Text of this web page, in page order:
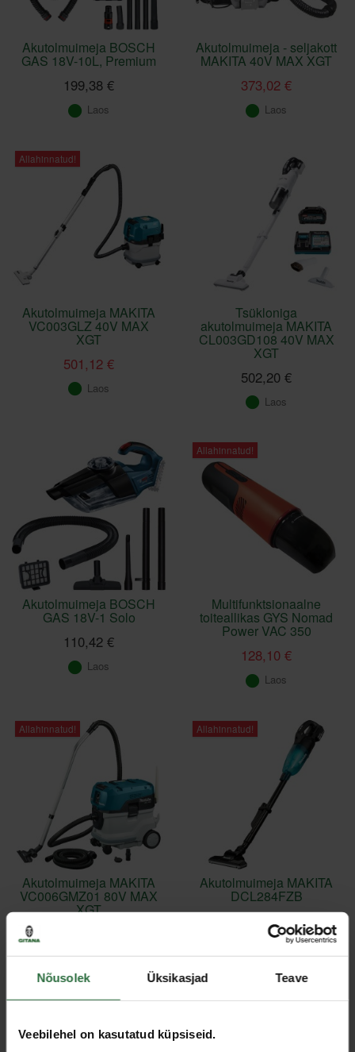
Nõusolek Üksikasjad Teave
Veebilehel on kasutatud küpsiseid.
Akutolmuimeja BOSCH
GAS 18V-10L, Premium
199,38 €
Laos
Akutolmuimeja - seljakott
MAKITA 40V MAX XGT
373,02 €
Laos
Allahinnatud!
Akutolmuimeja MAKITA
VC003GLZ 40V MAX
XGT
501,12 €
Laos
Tsükloniga
akutolmuimeja MAKITA
CL003GD108 40V MAX
XGT
502,20 €
Laos
Akutolmuimeja BOSCH
GAS 18V-1 Solo
110,42 €
Laos
Allahinnatud!
Multifunktsionaalne
toiteallikas GYS Nomad
Power VAC 350
128,10 €
Laos
Allahinnatud!
Akutolmuimeja MAKITA
VC006GMZ01 80V MAX
XGT
Laos
Allahinnatud!
Akutolmuimeja MAKITA
DCL284FZB
142,45 €
Laos